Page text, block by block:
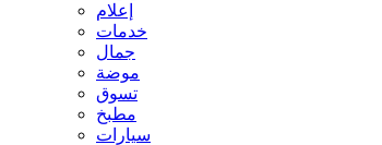
إعلام
خدمات
جمال
موضة
تسوق
مطبخ
سيارات